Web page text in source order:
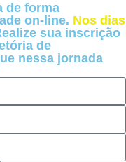
de forma
on-line. Nos dias
sua inscrição
de
nessa jornada